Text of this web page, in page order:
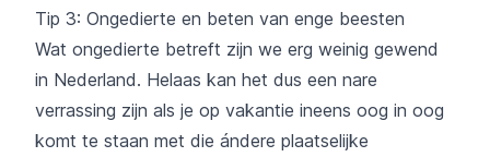
Tip 3: Ongedierte en beten van enge beesten
Wat ongedierte betreft zijn we erg weinig gewend
in Nederland. Helaas kan het dus een nare
verrassing zijn als je op vakantie ineens oog in oog
komt te staan met die ándere plaatselijke